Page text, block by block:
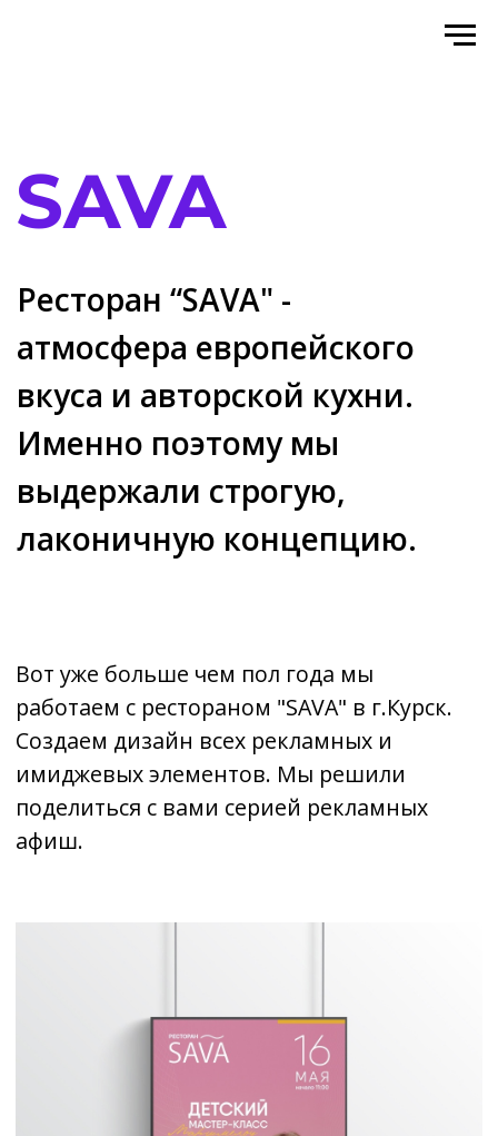
Ресторан “SAVA" -
вкуса и авторской кухни.
Именно поэтому мы
выдержали строгую,
лаконичную концепцию.
Вот уже больше чем пол года мы
работаем с рестораном "SAVA" в г.Курск.
Создаем дизайн всех рекламных и
имиджевых элементов. Мы решили